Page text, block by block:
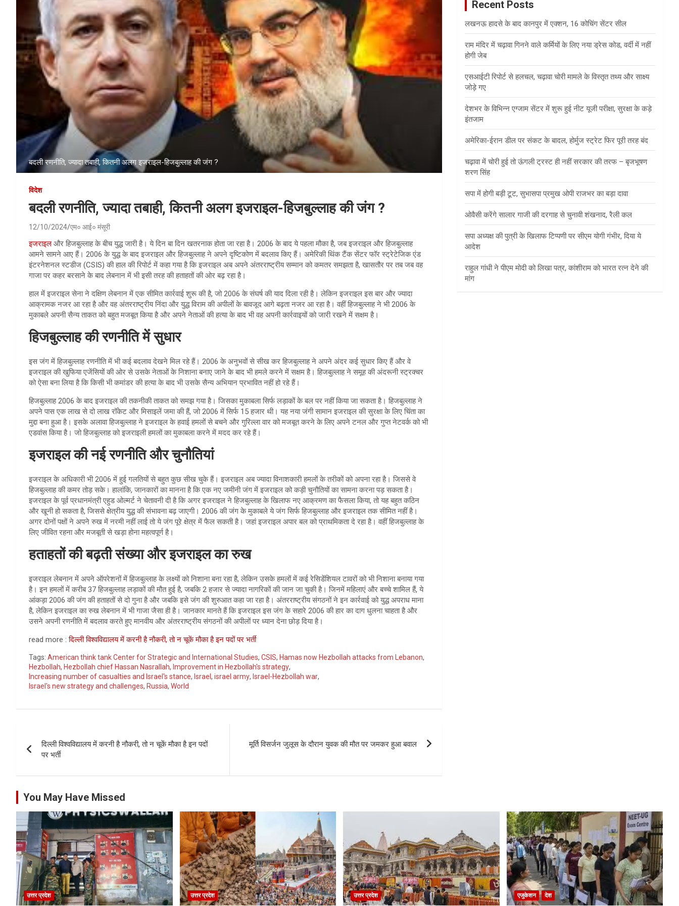
बदली रणनीति, ज्यादा तबाही, कितनी अलग इजराइल-हिजबुल्लाह की जंग ?
विदेश
बदली रणनीति, ज्यादा तबाही, कितनी अलग इजराइल-हिजबुल्लाह की जंग ?
12/10/2024 एम० आई० मंसूरी
इजराइल और हिजबुल्लाह के बीच युद्ध जारी है। ये दिन बा दिन खतरनाक होता जा रहा है। 2006 के बाद ये पहला मौका है, जब इजराइल और हिजबुल्लाह
आमने सामने आए हैं। 2006 के युद्ध के बाद इजराइल और हिजबुल्लाह ने अपने दृष्टिकोण में बदलाव किए हैं। अमेरिकी थिंक टैंक सेंटर फॉर स्ट्रेटेजिक एंड
इंटरनेशनल स्टडीज (CSIS) की हाल की रिपोर्ट में कहा गया है कि इजराइल अब अपने अंतरराष्ट्रीय सम्मान को कमतर समझता है, खासतौर पर तब जब वह
गाजा पर कहर बरसाने के बाद लेबनान में भी इसी तरह की हताहतों की ओर बढ़ रहा है।
हाल में इजराइल सेना ने दक्षिण लेबनान में एक सीमित कार्रवाई शुरू की है, जो 2006 के संघर्ष की याद दिला रही है। लेकिन इजराइल इस बार और ज्यादा
आक्रामक नजर आ रहा है और वह अंतरराष्ट्रीय निंदा और युद्ध विराम की अपीलों के बावजूद आगे बढ़ता नजर आ रहा है। वहीं हिजबुल्लाह ने भी 2006 के
मुकाबले अपनी सैन्य ताकत को बहुत मजबूत किया है और अपने नेताओं की हत्या के बाद भी वह अपनी कार्रवाइयों को जारी रखने में सक्षम है।
हिजबुल्लाह की रणनीति में सुधार
इस जंग में हिजबुल्लाह रणनीति में भी कई बदलाव देखने मिल रहे हैं। 2006 के अनुभवों से सीख कर हिजबुल्लाह ने अपने अंदर कई सुधार किए हैं और वे
इजराइल की खुफिया एजेंसियों की ओर से उसके नेताओं के निशाना बनाए जाने के बाद भी हमले करने में सक्षम है। हिजबुल्लाह ने समूह की अंदरूनी स्ट्रक्चर
को ऐसा बना लिया है कि किसी भी कमांडर की हत्या के बाद भी उसके सैन्य अभियान प्रभावित नहीं हो रहे हैं।
हिजबुल्लाह 2006 के बाद इजराइल की तकनीकी ताकत को समझ गया है। जिसका मुकाबला सिर्फ लड़ाकों के बल पर नहीं किया जा सकता है। हिजबुल्लाह ने
अपने पास एक लाख से दो लाख रॉकेट और मिसाइलें जमा की हैं, जो 2006 में सिर्फ 15 हजार थी। यह नया जंगी सामान इजराइल की सुरक्षा के लिए चिंता का
मुद्दा बना हुआ है। इसके अलावा हिजबुल्लाह ने इजराइल के हवाई हमलों से बचने और गुरिल्ला वार को मजबूत करने के लिए अपने टनल और गुप्त नेटवर्क को भी
एडवांस किया है। जो हिजबुल्लाह को इजराइली हमलों का मुकाबला करने में मदद कर रहे हैं।
इजराइल की नई रणनीति और चुनौतियां
इजराइल के अधिकारी भी 2006 में हुई गलतियों से बहुत कुछ सीख चुके हैं। इजराइल अब ज्यादा विनाशकारी हमलों के तरीकों को अपना रहा है। जिससे वे
हिजबुल्लाह की कमर तोड़ सके। हालांकि, जानकारों का मानना है कि एक नए जमीनी जंग में इजराइल को कड़ी चुनौतियों का सामना करना पड़ सकता है।
इजराइल के पूर्व प्रधानमंत्री एहुड ओल्मर्ट ने चेतावनी दी है कि अगर इजराइल ने हिजबुल्लाह के खिलाफ नए आक्रमण का फैसला किया, तो यह बहुत कठिन
और खूनी हो सकता है, जिससे क्षेत्रीय युद्ध की संभावना बढ़ जाएगी। 2006 की जंग के मुकाबले ये जंग सिर्फ हिजबुल्लाह और इजराइल तक सीमित नहीं है।
अगर दोनों पक्षों ने अपने रुख में नरमी नहीं लाई तो ये जंग पूरे क्षेत्र में फैल सकती है। जहां इजराइल अपार बल को प्राथमिकता दे रहा है। वहीं हिजबुल्लाह के
लिए जीवित रहना और मजबूती से खड़ा होना महत्वपूर्ण है।
हताहतों की बढ़ती संख्या और इजराइल का रुख
इजराइल लेबनान में अपने ऑपरेशनों में हिजबुल्लाह के लक्ष्यों को निशाना बना रहा है, लेकिन उसके हमलों में कई रेसिडेंशियल टावरों को भी निशाना बनाया गया
है। इन हमलों में करीब 37 हिजबुल्लाह लड़ाकों की मौत हुई है, जबकि 2 हजार से ज्यादा नागरिकों की जान जा चुकी है। जिनमें महिलाएं और बच्चे शामिल हैं, ये
आंकड़ा 2006 की जंग की हताहतों से दो गुना है और जबकि इसे जंग की शुरुआत कहा जा रहा है। अंतरराष्ट्रीय संगठनों ने इन कार्रवाई को युद्ध अपराध माना
है, लेकिन इजराइल का रुख लेबनान में भी गाजा जैसा ही है। जानकार मानते हैं कि इजराइल इस जंग के सहारे 2006 की हार का दाग धुलना चाहता है और
उसने अपनी रणनीति में बदलाव करते हुए मानवीय और अंतरराष्ट्रीय संगठनों की अपीलों पर ध्यान देना छोड़ दिया है।
read more :दिल्ली विश्वविद्यालय में करनी है नौकरी, तो न चूकें मौका है इन पदों पर भर्ती
Tags: American think tank Center for Strategic and International Studies, CSIS, Hamas now Hezbollah attacks from Lebanon,
Hezbollah, Hezbollah chief Hassan Nasrallah, Improvement in Hezbollah's strategy,
Increasing number of casualties and Israel's stance, Israel , israel army, Israel-Hezbollah war,
Israel's new strategy and challenges, Russia, World
navigation
दिल्ली विश्वविद्यालय में करनी है नौकरी, तो न चूकें मौका है इन पदों
पर भर्ती
मूर्ति विसर्जन जुलूस के दौरान युवक की मौत पर जमकर हुआ बवाल
Recent Posts
लखनऊ हादसे के बाद कानपुर में एक्शन, 16 कोचिंग सेंटर सील
राम मंदिर में चढ़ावा गिनने वाले कर्मियों के लिए नया ड्रेस कोड, वर्दी में नहीं
होगी जेब
एसआईटी रिपोर्ट से हलचल, चढ़ावा चोरी मामले के विस्तृत तथ्य और साक्ष्य
जोड़े गए
देशभर के विभिन्न एग्जाम सेंटर में शुरू हुई नीट यूजी परीक्षा, सुरक्षा के कड़े
इंतजाम
अमेरिका-ईरान डील पर संकट के बादल, होर्मुज स्ट्रेट फिर पूरी तरह बंद
चढ़ावा में चोरी हुई तो ऊंगली ट्रस्ट ही नहीं सरकार की तरफ – बृजभूषण
शरण सिंह
सपा में होगी बड़ी टूट, सुभासपा प्रमुख ओपी राजभर का बड़ा दावा
ओवैसी करेंगे सालार गाजी की दरगाह से चुनावी शंखनाद, रैली कल
सपा अध्यक्ष की पुत्री के खिलाफ टिप्पणी पर सीएम योगी गंभीर, दिया ये
आदेश
राहुल गांधी ने पीएम मोदी को लिखा पत्र, कांशीराम को भारत रत्न देने की
मांग
You May Have Missed
उत्तर प्रदेश उत्तर प्रदेश उत्तर प्रदेश एजुकेशन देश